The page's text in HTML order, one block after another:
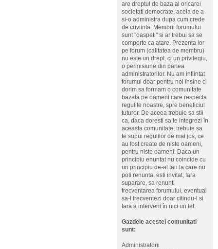
are dreptul de baza al oricarei
societati democrate, acela de a
si-o administra dupa cum crede
de cuviinta. Membrii forumului
sunt "oaspeti" si ar trebui sa se
comporte ca atare. Prezenta lor
pe forum (calitatea de membru)
nu este un drept, ci un privilegiu,
o permisiune din partea
administratorilor. Nu am infiintat
forumul doar pentru noi însine ci
dorim sa formam o comunitate
bazata pe oameni care respecta
regulile noastre, spre beneficiul
tuturor. De aceea trebuie sa stii
ca, daca doresti sa te integrezi în
aceasta comunitate, trebuie sa
te supui regulilor de mai jos, ce
au fost create de niste oameni,
pentru niste oameni. Daca un
principiu enuntat nu coincide cu
un principiu de-al tau la care nu
poti renunta, esti invitat, fara
suparare, sa renunti
frecventarea forumului, eventual
sa-l frecventezi doar citindu-l si
fara a interveni în nici un fel.
Gazdele acestei comunitati
sunt:
Administratorii